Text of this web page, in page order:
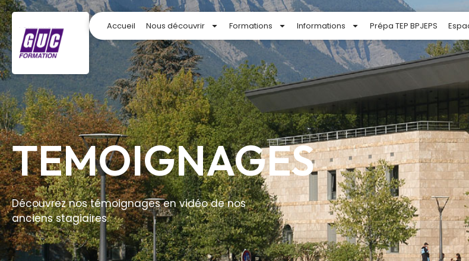
Accueil Nous découvrir Formations Informations Prépa TEP BPJEPS
TEMOIGNAGES
Découvrez nos témoignages en vidéo de nos
anciens stagiaires.